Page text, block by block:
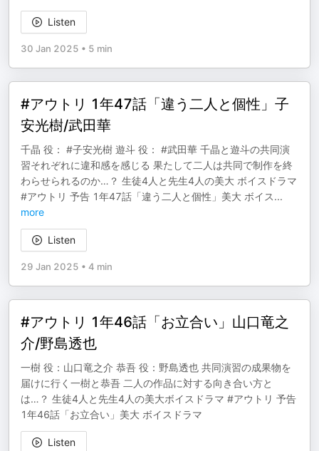
Listen
30 Jan 2025 • 5 min
#アウトリ 1年47話「違う二人と個性」子
安光樹/武田華
千晶 役： #子安光樹 遊斗 役： #武田華 千晶と遊斗の共同演
習それぞれに違和感を感じる 果たして二人は共同で制作を終
わらせられるのか…？ 生徒4人と先生4人の美大 ボイスドラマ
#アウトリ 予告 1年47話「違う二人と個性」美大 ボイス...
more
Listen
29 Jan 2025 • 4 min
#アウトリ 1年46話「お立合い」山口竜之
介/野島透也
一樹 役：山口竜之介 恭吾 役：野島透也 共同演習の成果物を
届けに行く一樹と恭吾 二人の作品に対する向き合い方と
は…？ 生徒4人と先生4人の美大ボイスドラマ #アウトリ 予告
1年46話「お立合い」美大 ボイスドラマ
Listen